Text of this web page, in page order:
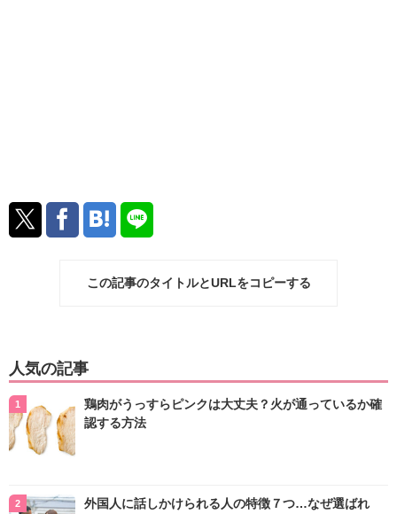
この記事のタイトルとURLをコピーする
人気の記事
鶏肉がうっすらピンクは大丈夫？火が通っているか確
認する方法
外国人に話しかけられる人の特徴７つ…なぜ選ばれ